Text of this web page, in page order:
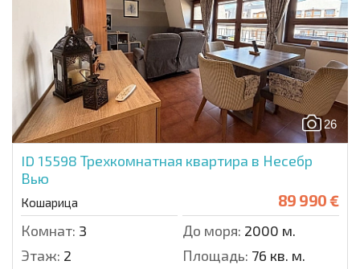
26
ID 15598 Трехкомнатная квартира в Несебр
Вью
Кошарица 89 990 €
Комнат: 3 До моря: 2000 м.
Этаж: 2 Площадь: 76 кв. м.